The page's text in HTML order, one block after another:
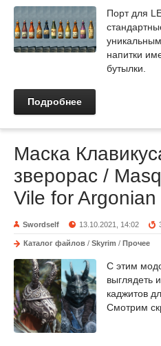
Порт для
напитки
бутылки.
Подробнее
Маска
зверорас /
Vile for
Swordself 13.10.2021, 14:02
Каталог файлов / Skyrim / Прочее
С этим
выглядеть
каджитов
Смотрим